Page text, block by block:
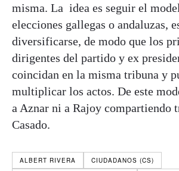
misma. La idea es seguir el
elecciones gallegas o andaluzas,
diversificarse, de modo que los
dirigentes del partido y ex
coincidan en la misma tribuna y
multiplicar los actos. De este
a Aznar ni a Rajoy compartiendo
Casado.
ALBERT RIVERA
CIUDADANOS (CS)